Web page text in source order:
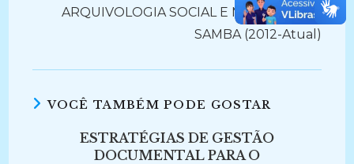
ARQUIVOLOGIA SOCIAL E MEMÓRIA DO
SAMBA (2012-Atual)
VOCÊ TAMBÉM PODE GOSTAR
ESTRATÉGIAS DE GESTÃO
DOCUMENTAL PARA O